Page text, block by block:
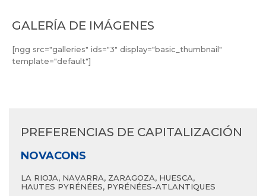
GALERÍA DE IMÁGENES
[ngg src="galleries" ids="3" display="basic_thumbnail"
template="default"]
PREFERENCIAS DE CAPITALIZACIÓN
NOVACONS
LA RIOJA, NAVARRA, ZARAGOZA, HUESCA,
HAUTES PYRÉNÉES, PYRÉNÉES-ATLANTIQUES